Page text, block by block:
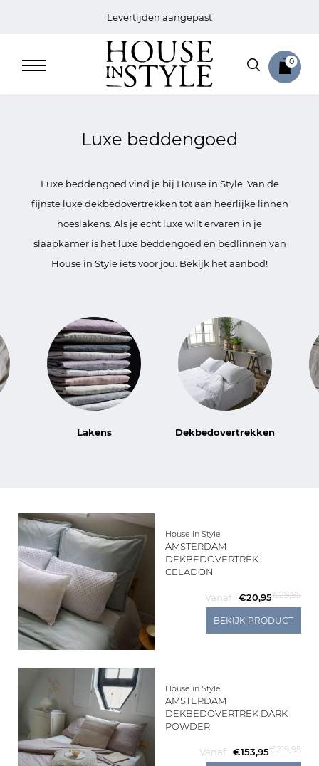
Levertijden aangepast
0
Bed
Living
Luxe beddengoed
Luxe beddengoed vind je bij House in Style. Van de
fijnste luxe dekbedovertrekken tot aan heerlijke linnen
hoeslakens. Als je echt luxe wilt ervaren in je
slaapkamer is het luxe beddengoed en bedlinnen van
House in Style iets voor jou. Bekijk het aanbod!
Lakens Dekbedovertrekken
House in Style
AMSTERDAM
DEKBEDOVERTREK
CELADON
Vanaf €20,95€29,95
BEKIJK PRODUCT
House in Style
AMSTERDAM
DEKBEDOVERTREK DARK
POWDER
Vanaf €153,95€219,95